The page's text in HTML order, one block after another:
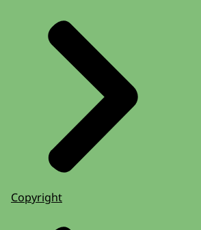
Copyright